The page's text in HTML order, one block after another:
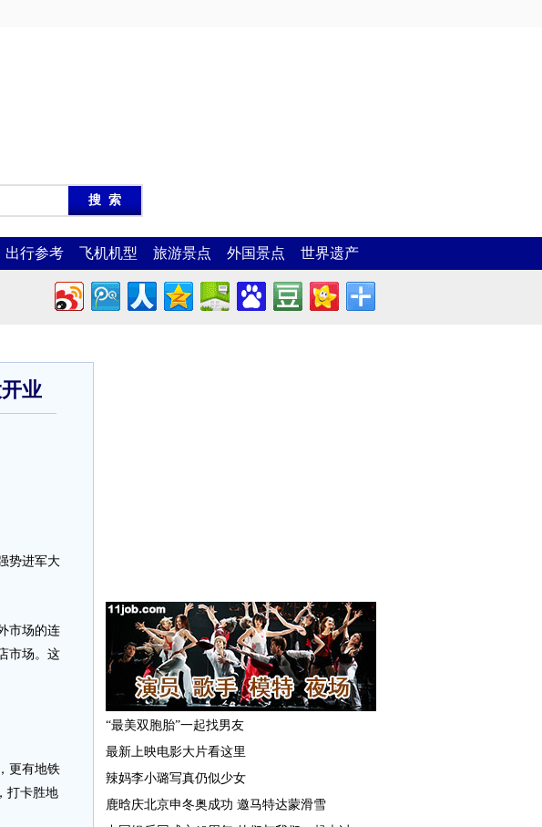
出行参考 飞机机型 旅游景点 外国景点 世界遗产
业
势进军大
市场的连
市场。这
更有地铁
打卡胜地